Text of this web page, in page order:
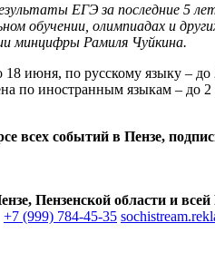
ЕГЭ за последние
обучении, олимпиадах и
минцифры Рамиля Чуйкина.
июня, по русскому языку –
по иностранным языкам –
всех событий в Пензе,
Пензенской области и
+7 (999) 784-45-35